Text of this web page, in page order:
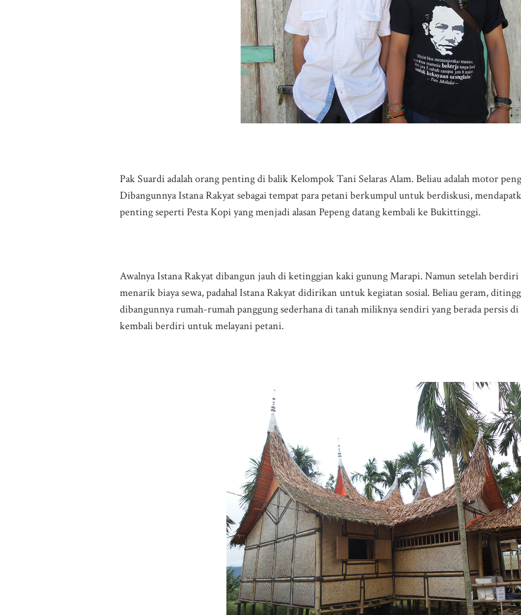
Pak Suardi adalah orang penting di balik Kelompok Tani Selaras Alam. Beliau adalah motor
Dibangunnya Istana Rakyat sebagai tempat para petani berkumpul untuk berdiskusi,
penting seperti Pesta Kopi yang menjadi alasan Pepeng datang kembali ke Bukittinggi.
Awalnya Istana Rakyat dibangun jauh di ketinggian kaki gunung Marapi. Namun setelah
menarik biaya sewa, padahal Istana Rakyat didirikan untuk kegiatan sosial. Beliau geram,
dibangunnya rumah-rumah panggung sederhana di tanah miliknya sendiri yang berada persis di
kembali berdiri untuk melayani petani.